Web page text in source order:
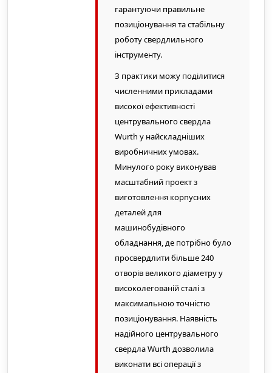
гарантуючи правильне
позиціонування та стабільну
роботу свердлильного
інструменту.
З практики можу поділитися
численними прикладами
високої ефективності
центрувального свердла
Wurth у найскладніших
виробничних умовах.
Минулого року виконував
масштабний проект з
виготовлення корпусних
деталей для
машинобудівного
обладнання, де потрібно було
просвердлити більше 240
отворів великого діаметру у
високолегованій сталі з
максимальною точністю
позиціонування. Наявність
надійного центрувального
свердла Wurth дозволила
виконати всі операції з